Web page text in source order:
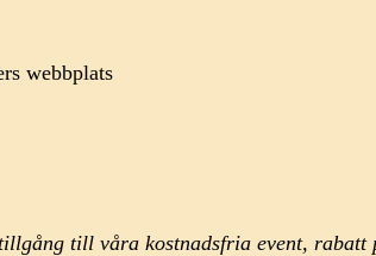
webbplats
till våra kostnadsfria event,